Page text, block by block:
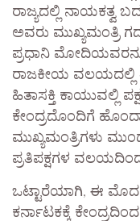
​ರಾಜ್ಯದಲ್ಲಿ ನಾಯಕತ್ವ
ಅವರು ಮುಖ್ಯಮಂತ್ರಿ
ಪ್ರಧಾನಿ
ರಾಜಕೀಯ ವಲಯದಲ್ಲಿ
ಹಿತಾಸಕ್ತಿ ಕಾಯುವಲ್ಲಿ
ಕೇಂದ್ರದೊಂದಿಗೆ
ಮುಖ್ಯಮಂತ್ರಿಗಳು
ಪ್ರತಿಪಕ್ಷಗಳ
ಒಟ್ಟಾರೆಯಾಗಿ, ಈ
ಕರ್ನಾಟಕಕ್ಕೆ